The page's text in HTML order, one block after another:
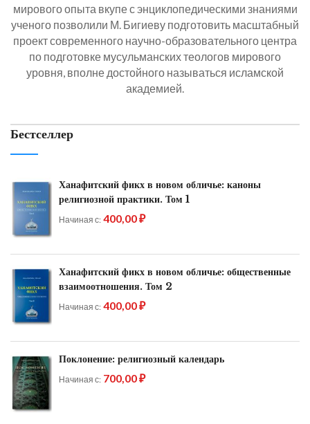
мирового опыта вкупе с энциклопедическими знаниями
ученого позволили М. Бигиеву подготовить масштабный
проект современного научно-образовательного центра
по подготовке мусульманских теологов мирового
уровня, вполне достойного называться исламской
академией.
Бестселлер
Ханафитский фикх в новом обличье: каноны
религиозной практики. Том 1
Начиная с 400,00 ₽
Ханафитский фикх в новом обличье: общественные
взаимоотношения. Том 2
Начиная с 400,00 ₽
Поклонение: религиозный календарь
Начиная с 700,00 ₽